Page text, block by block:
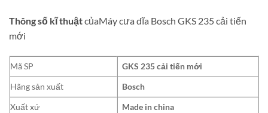
Thông số kĩ thuậtcủaMáy cưa dĩa Bosch GKS 235 cải tiến
mới
Mã SP
GKS 235 cải tiến mới
Hãng sản xuất
Bosch
Xuất xứ
Made in china